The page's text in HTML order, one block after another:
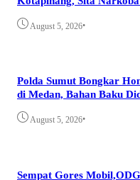
August 5, 2026•
Polda Sumut Bongkar
di Medan, Bahan Baku
August 5, 2026•
Sempat Gores